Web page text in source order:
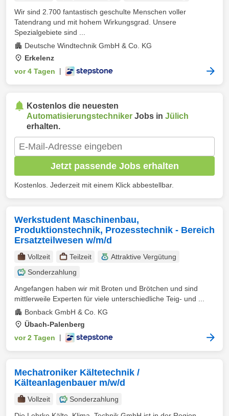
Wir sind 2.700 fantastisch geschulte Menschen voller
Tatendrang und mit hohem Wirkungsgrad. Unsere
Spezialgebiete sind ...
Deutsche Windtechnik GmbH & Co. KG
Erkelenz
vor 4 Tagen
Kostenlos die neuesten
Automatisierungstechniker Jobs in Jülich
erhalten.
Jetzt passende Jobs erhalten
Kostenlos. Jederzeit mit einem Klick abbestellbar.
Werkstudent Maschinenbau,
Produktionstechnik, Prozesstechnik - Bereich
Ersatzteilwesen w/m/d
Vollzeit Teilzeit
Attraktive Vergütung
Sonderzahlung
Angefangen haben wir mit Broten und Brötchen und sind
mittlerweile Experten für viele unterschiedliche Teig- und ...
Bonback GmbH & Co. KG
Übach-Palenberg
vor 2 Tagen
Mechatroniker Kältetechnik /
Kälteanlagenbauer m/w/d
Vollzeit
Sonderzahlung